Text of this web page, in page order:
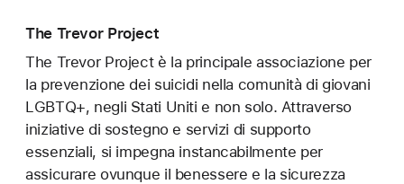
The Trevor Project
The Trevor Project è la principale associazione per
la prevenzione dei suicidi nella comunità di giovani
LGBTQ+, negli Stati Uniti e non solo. Attraverso
iniziative di sostegno e servizi di supporto
essenziali, si impegna instancabilmente per
assicurare ovunque il benessere e la sicurezza